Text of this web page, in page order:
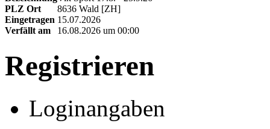
PLZ Ort
8636 Wald [ZH]
Eingetragen 15.07.2026
Verfällt am
16.08.2026 um 00:00
Registrieren
Loginangaben